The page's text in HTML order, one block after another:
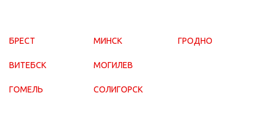
БРЕСТ
ВИТЕБСК
ГОМЕЛЬ
МИНСК
МОГИЛЕВ
СОЛИГОРСК
ГРОДНО